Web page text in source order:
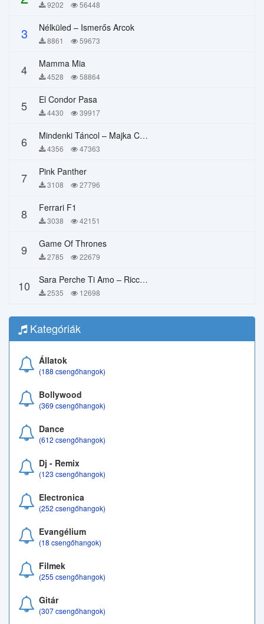
9202 56448
3 Nélküled – Ismerős Arcok
8861 59673
4 Mamma Mia
4528 58864
5 El Condor Pasa
4430 39917
6 Mindenki Táncol – Majka Curtis, Péter Majoros
4356 47363
7 Pink Panther
3108 27796
8 Ferrari F1
3038 42151
9 Game Of Thrones
2785 22679
10 Sara Perche Ti Amo – Ricchi E Poveri
2535 12698
Kategóriák
Állatok
(188 csengőhangok)
Bollywood
(369 csengőhangok)
Dance
(612 csengőhangok)
Dj - Remix
(123 csengőhangok)
Electronica
(252 csengőhangok)
Evangélium
(18 csengőhangok)
Filmek
(255 csengőhangok)
Gitár
(307 csengőhangok)